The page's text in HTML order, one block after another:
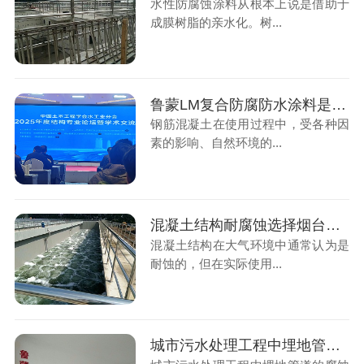
水性防腐蚀涂料从根本上说是借助于
成膜树脂的亲水化。树...
鲁蒙LM复合防腐防水涂料是烟台鲁蒙的主营产品
钢筋混凝土在使用过程中，受各种因
素的影响、自然环境的...
混凝土结构耐腐蚀选择烟台鲁蒙乙烯基酯防腐涂料
混凝土结构在大气环境中通常认为是
耐蚀的，但在实际使用...
城市污水处理工程中埋地管道防腐选择鲁蒙乙烯基酯防腐涂料